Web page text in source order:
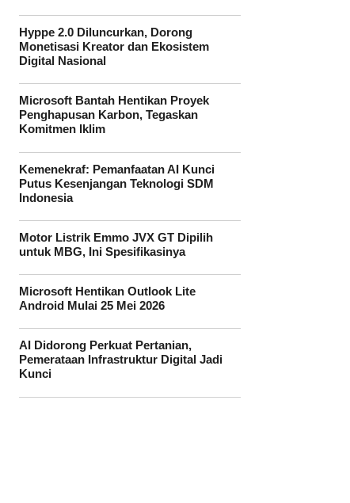
Hyppe 2.0 Diluncurkan, Dorong
Monetisasi Kreator dan Ekosistem
Digital Nasional
Microsoft Bantah Hentikan Proyek
Penghapusan Karbon, Tegaskan
Komitmen Iklim
Kemenekraf: Pemanfaatan AI Kunci
Putus Kesenjangan Teknologi SDM
Indonesia
Motor Listrik Emmo JVX GT Dipilih
untuk MBG, Ini Spesifikasinya
Microsoft Hentikan Outlook Lite
Android Mulai 25 Mei 2026
AI Didorong Perkuat Pertanian,
Pemerataan Infrastruktur Digital Jadi
Kunci